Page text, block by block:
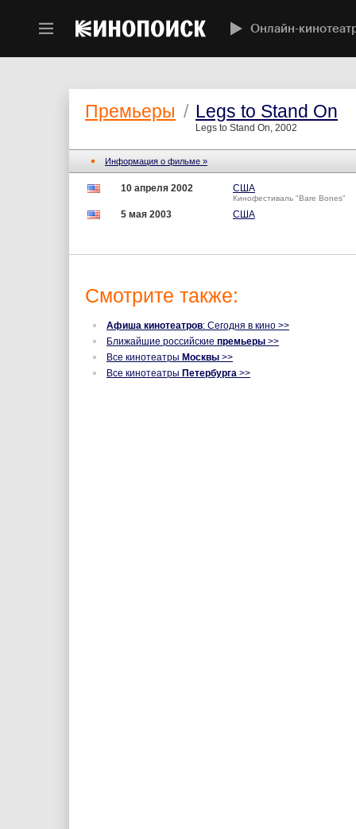
Онлайн-
Премьеры / Legs to Stand On
Legs to Stand On, 2002
Информация о фильме »
10 апреля 2002 США
Кинофестиваль "Bare Bones"
5 мая 2003 США
Смотрите также:
Афиша кинотеатров: Сегодня в кино >>
Ближайшие российские премьеры >>
Все кинотеатры Москвы >>
Все кинотеатры Петербурга >>